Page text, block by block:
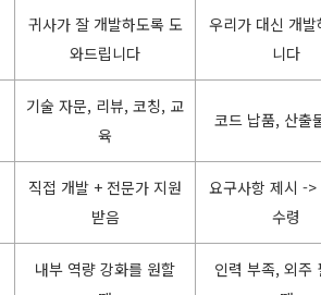
귀사가 잘 개발하도록 도
와드립니다
우리가 대신 개
니다
기술 자문, 리뷰, 코칭, 교
육
코드 납품, 산출
직접 개발 + 전문가 지원
받음
요구사항 제시 ->
수령
내부 역량 강화를 원할
인력 부족, 외주